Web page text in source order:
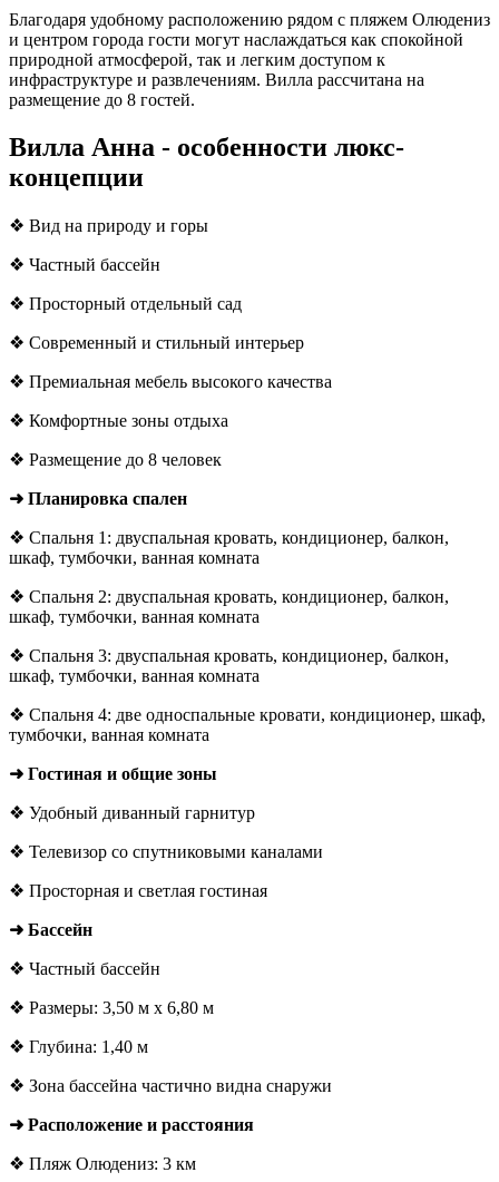
Благодаря удобному расположению рядом с пляжем Олюдениз
и центром города гости могут наслаждаться как спокойной
природной атмосферой, так и легким доступом к
инфраструктуре и развлечениям. Вилла рассчитана на
размещение до 8 гостей.
Вилла Анна - особенности люкс-
концепции
❖ Вид на природу и горы
❖ Частный бассейн
❖ Просторный отдельный сад
❖ Современный и стильный интерьер
❖ Премиальная мебель высокого качества
❖ Комфортные зоны отдыха
❖ Размещение до 8 человек
➜ Планировка спален
❖ Спальня 1: двуспальная кровать, кондиционер, балкон,
шкаф, тумбочки, ванная комната
❖ Спальня 2: двуспальная кровать, кондиционер, балкон,
шкаф, тумбочки, ванная комната
❖ Спальня 3: двуспальная кровать, кондиционер, балкон,
шкаф, тумбочки, ванная комната
❖ Спальня 4: две односпальные кровати, кондиционер, шкаф,
тумбочки, ванная комната
➜ Гостиная и общие зоны
❖ Удобный диванный гарнитур
❖ Телевизор со спутниковыми каналами
❖ Просторная и светлая гостиная
➜ Бассейн
❖ Частный бассейн
❖ Размеры: 3,50 м x 6,80 м
❖ Глубина: 1,40 м
❖ Зона бассейна частично видна снаружи
➜ Расположение и расстояния
❖ Пляж Олюдениз: 3 км